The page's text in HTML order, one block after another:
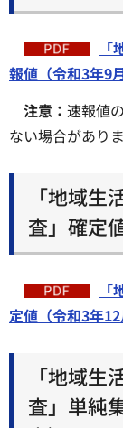
報値（令和3年9
注意： 速報値
ない場合がありま
「地域
査」確定
定値（令和3年
「地域
査」単純